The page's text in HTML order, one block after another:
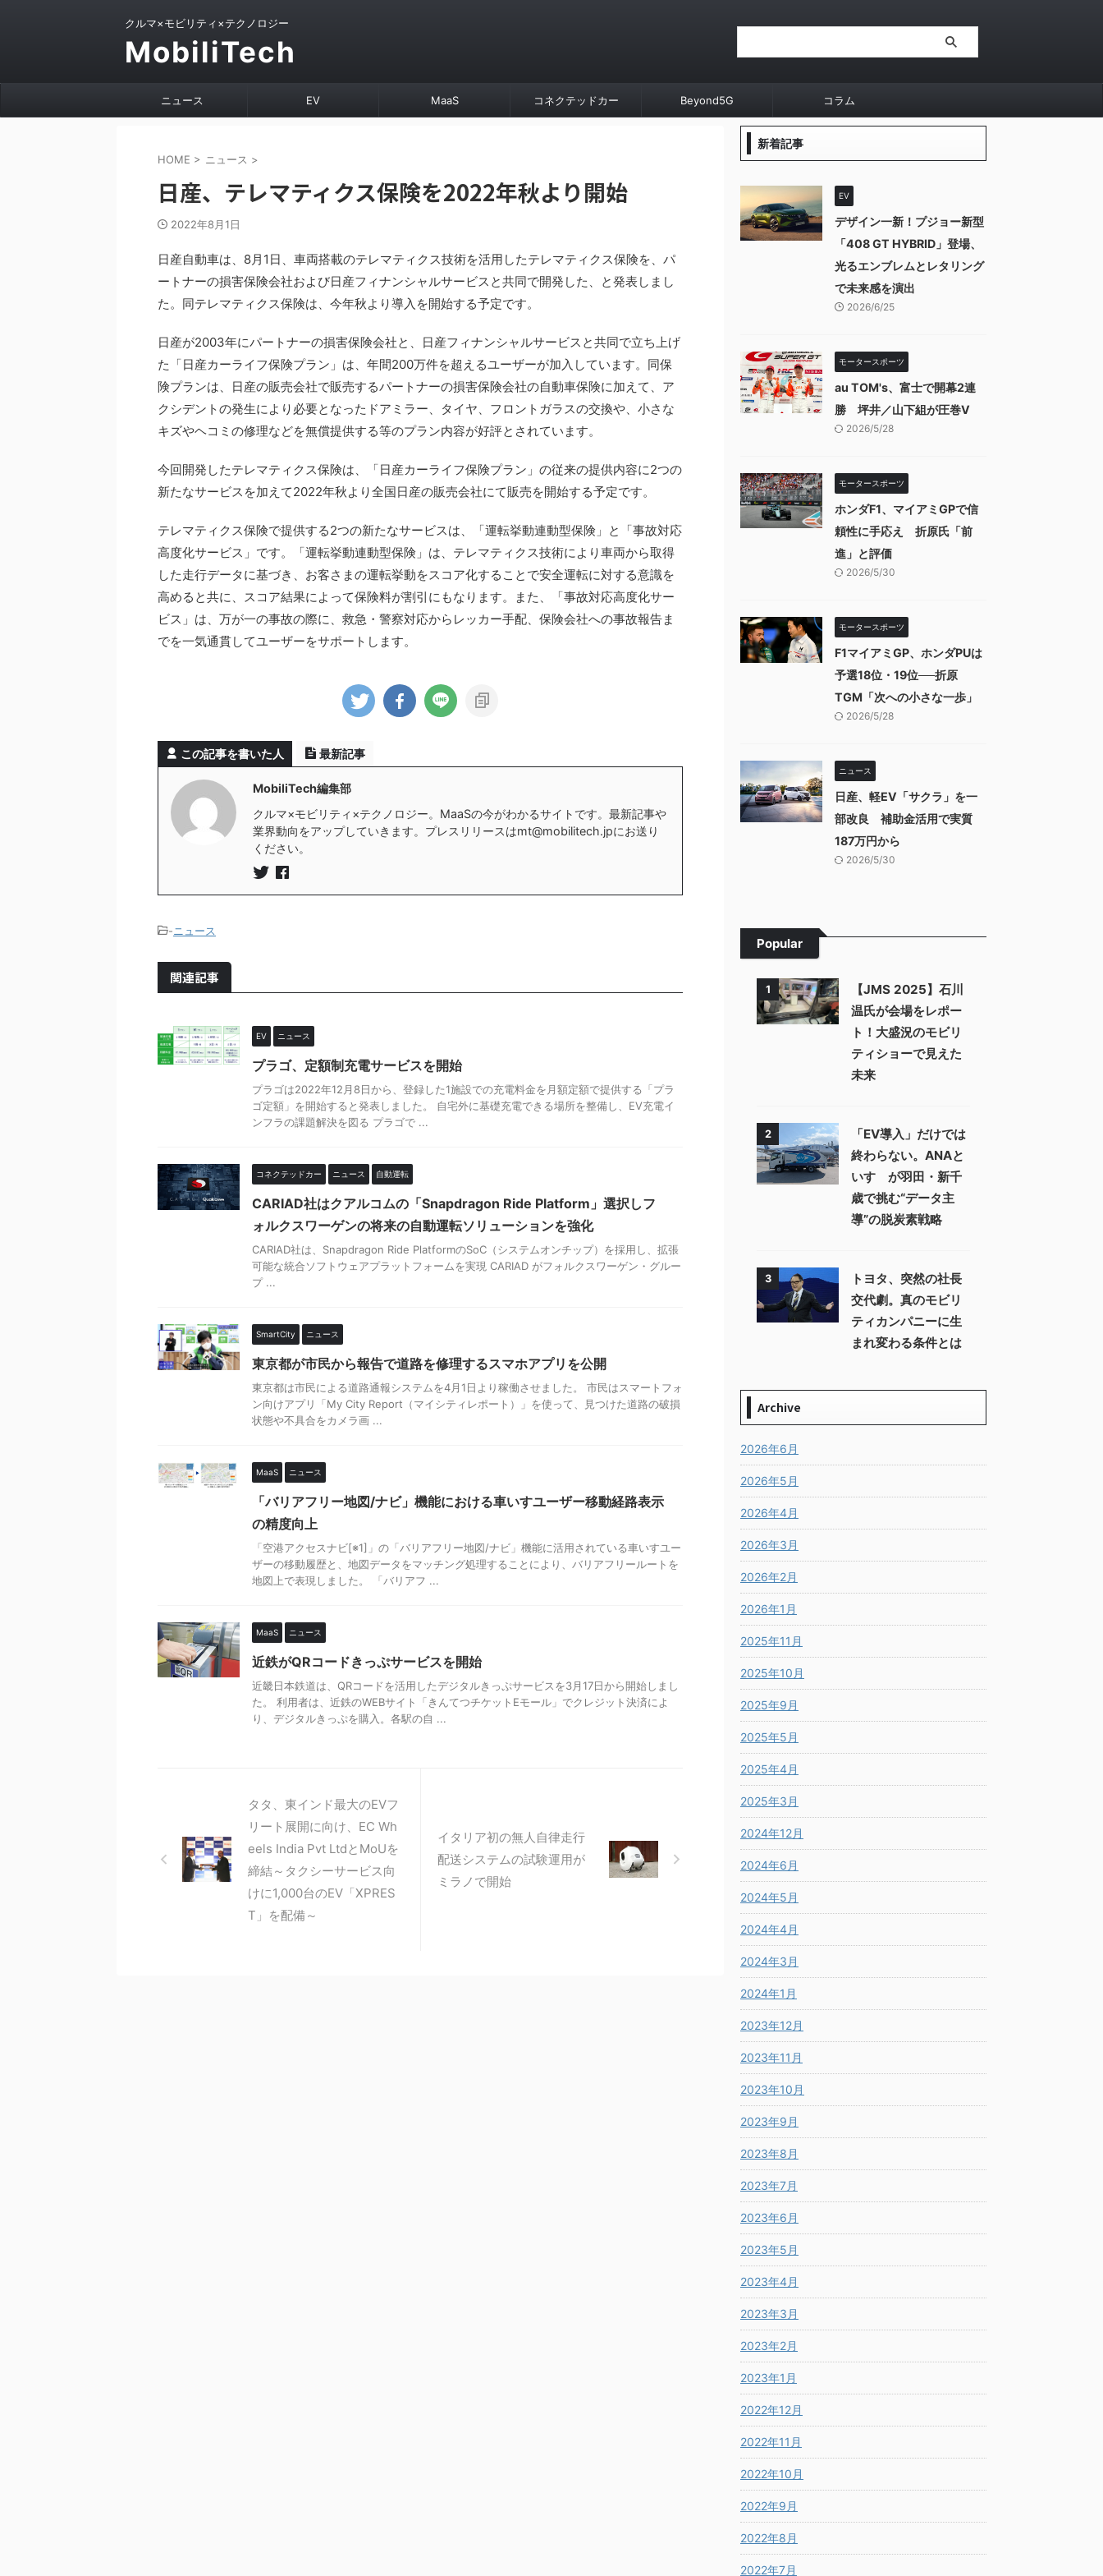
クルマ×モビリティ×テクノロジー
MobiliTech
ニュース EV MaaS コネクテッドカー Beyond5G コラム
HOME > ニュース >
日産、テレマティクス保険を2022年秋より開始
2022年8月1日
日産自動車は、8月1日、車両搭載のテレマティクス技術を活用したテレマティクス保険を、パ
ートナーの損害保険会社および日産フィナンシャルサービスと共同で開発した、と発表しまし
た。同テレマティクス保険は、今年秋より導入を開始する予定です。
日産が2003年にパートナーの損害保険会社と、日産フィナンシャルサービスと共同で立ち上げ
た「日産カーライフ保険プラン」は、年間200万件を超えるユーザーが加入しています。同保
険プランは、日産の販売会社で販売するパートナーの損害保険会社の自動車保険に加えて、ア
クシデントの発生により必要となったドアミラー、タイヤ、フロントガラスの交換や、小さな
キズやヘコミの修理などを無償提供する等のプラン内容が好評とされています。
今回開発したテレマティクス保険は、「日産カーライフ保険プラン」の従来の提供内容に2つの
新たなサービスを加えて2022年秋より全国日産の販売会社にて販売を開始する予定です。
テレマティクス保険で提供する2つの新たなサービスは、「運転挙動連動型保険」と「事故対応
高度化サービス」です。「運転挙動連動型保険」は、テレマティクス技術により車両から取得
した走行データに基づき、お客さまの運転挙動をスコア化することで安全運転に対する意識を
高めると共に、スコア結果によって保険料が割引にもなります。また、「事故対応高度化サー
ビス」は、万が一の事故の際に、救急・警察対応からレッカー手配、保険会社への事故報告ま
でを一気通貫してユーザーをサポートします。
この記事を書いた人 最新記事
MobiliTech編集部
クルマ×モビリティ×テクノロジー。MaaSの今がわかるサイトです。最新記事や
業界動向をアップしていきます。プレスリリースはmt@mobilitech.jpにお送り
ください。
-ニュース
関連記事
EV ニュース
プラゴ、定額制充電サービスを開始
プラゴは2022年12月8日から、登録した1施設での充電料金を月額定額で提供する「プラ
ゴ定額」を開始すると発表しました。 自宅外に基礎充電できる場所を整備し、EV充電イ
ンフラの課題解決を図る プラゴで ...
コネクテッドカー ニュース 自動運転
CARIAD社はクアルコムの「Snapdragon Ride Platform」選択しフ
ォルクスワーゲンの将来の自動運転ソリューションを強化
CARIAD社は、Snapdragon Ride PlatformのSoC（システムオンチップ）を採用し、拡張
可能な統合ソフトウェアプラットフォームを実現 CARIAD がフォルクスワーゲン・グルー
プ ...
SmartCity ニュース
東京都が市民から報告で道路を修理するスマホアプリを公開
東京都は市民による道路通報システムを4月1日より稼働させました。 市民はスマートフォ
ン向けアプリ「My City Report（マイシティレポート）」を使って、見つけた道路の破損
状態や不具合をカメラ画 ...
MaaS ニュース
「バリアフリー地図/ナビ」機能における車いすユーザー移動経路表示
の精度向上
「空港アクセスナビ[※1]」の「バリアフリー地図/ナビ」機能に活用されている車いすユー
ザーの移動履歴と、地図データをマッチング処理することにより、バリアフリールートを
地図上で表現しました。 「バリアフ ...
MaaS ニュース
近鉄がQRコードきっぷサービスを開始
近畿日本鉄道は、QRコードを活用したデジタルきっぷサービスを3月17日から開始しまし
た。 利用者は、近鉄のWEBサイト「きんてつチケットEモール」でクレジット決済によ
り、デジタルきっぷを購入。各駅の自 ...
タタ、東インド最大のEVフ
リート展開に向け、EC Wh
eels India Pvt LtdとMoUを
締結～タクシーサービス向
けに1,000台のEV「XPRES
T」を配備～
イタリア初の無人自律走行
配送システムの試験運用が
ミラノで開始
新着記事
EV
デザイン一新！プジョー新型
「408 GT HYBRID」登場、
光るエンブレムとレタリング
で未来感を演出
2026/6/25
モータースポーツ
au TOM's、富士で開幕2連
勝 坪井／山下組が圧巻V
2026/5/28
モータースポーツ
ホンダF1、マイアミGPで信
頼性に手応え 折原氏「前
進」と評価
2026/5/30
モータースポーツ
F1マイアミGP、ホンダPUは
予選18位・19位──折原
TGM「次への小さな一歩」
2026/5/28
ニュース
日産、軽EV「サクラ」を一
部改良 補助金活用で実質
187万円から
2026/5/30
Popular
1
【JMS 2025】石川
温氏が会場をレポー
ト！大盛況のモビリ
ティショーで見えた
未来
2
「EV導入」だけでは
終わらない。ANAと
いすゞが羽田・新千
歳で挑む“データ主
導”の脱炭素戦略
3
トヨタ、突然の社長
交代劇。真のモビリ
ティカンパニーに生
まれ変わる条件とは
Archive
2026年6月
2026年5月
2026年4月
2026年3月
2026年2月
2026年1月
2025年11月
2025年10月
2025年9月
2025年5月
2025年4月
2025年3月
2024年12月
2024年6月
2024年5月
2024年4月
2024年3月
2024年1月
2023年12月
2023年11月
2023年10月
2023年9月
2023年8月
2023年7月
2023年6月
2023年5月
2023年4月
2023年3月
2023年2月
2023年1月
2022年12月
2022年11月
2022年10月
2022年9月
2022年8月
2022年7月